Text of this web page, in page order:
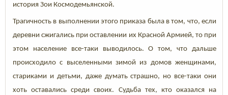
история Зои Космодемьянской.
Трагичность в выполнении этого приказа была в том, что, если
деревни сжигались при оставлении их Красной Армией, то при
этом население все-таки выводилось. О том, что дальше
происходило с выселенными зимой из домов женщинами,
стариками и детьми, даже думать страшно, но все-таки они
хоть оставались среди своих. Судьба тех, кто оказался на